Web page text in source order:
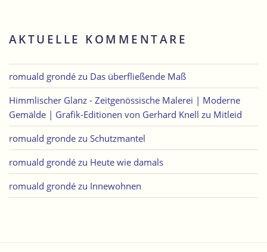
AKTUELLE KOMMENTARE
romuald grondé zu Das überfließende Maß
Himmlischer Glanz - Zeitgenössische Malerei | Moderne
Gemälde | Grafik-Editionen von Gerhard Knell zu Mitleid
romuald gronde zu Schutzmantel
romuald grondé zu Heute wie damals
romuald grondé zu Innewohnen